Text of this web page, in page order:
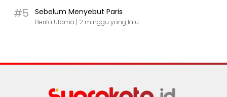
#5 Sebelum Menyebut Paris
Berita Utama | 2 minggu yang lalu